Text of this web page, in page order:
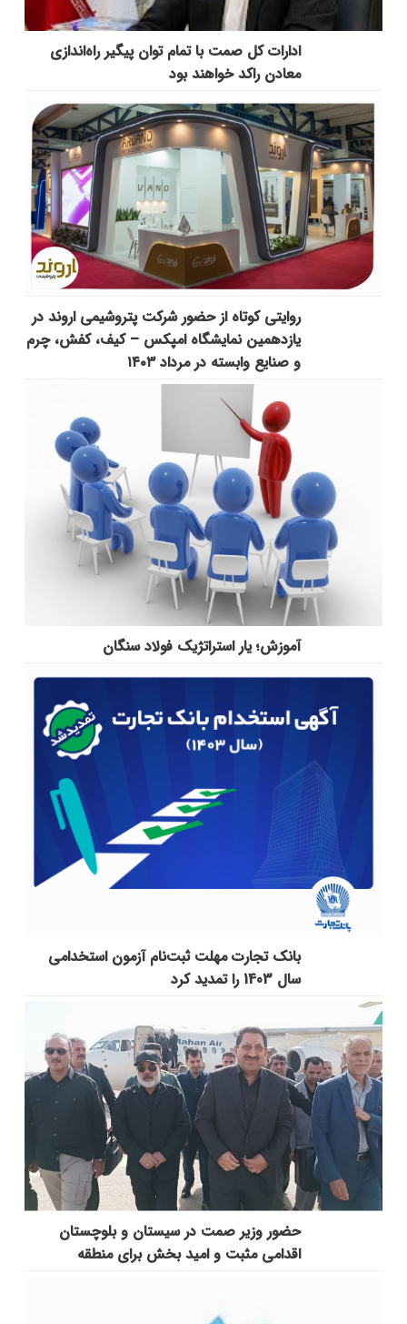
ادارات کل صمت با تمام توان پیگیر راه‌اندازی
معادن راکد خواهند بود
روایتی کوتاه از حضور شرکت پتروشیمی اروند در
یازدهمین نمایشگاه امپکس‌ – کیف، کفش، چرم
و صنایع وابسته در مرداد ۱۴۰۳
آموزش؛ یار استراتژیک فولاد سنگان
بانک تجارت مهلت ثبت‌نام آزمون استخدامی
سال 1403 را تمدید کرد
حضور وزیر صمت در سیستان و بلوچستان
اقدامی مثبت و امید بخش برای منطقه